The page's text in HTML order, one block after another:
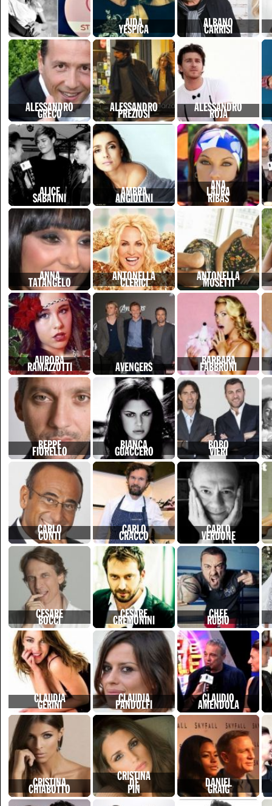
AIDA
YESPICA ALBANO
CARRISI
ALESSANDRO
GRECO ALESSANDRO
PREZIOSI ALESSANDRO
ROJA
ALICE
SABATINI AMBRA
ANGIOLINI
ANA
LAURA
RIBAS
ANNA
TATANGELO ANTONELLA
CLERICI ANTONELLA
MOSETTI
AURORA
RAMAZZOTTI AVENGERS BARBARA
FABBRONI
BEPPE
FIORELLO BIANCA
GUACCERO BOBO
VIERI
CARLO
CONTI CARLO
CRACCO CARLO
VERDONE
CESARE
BOCCI CESARE
CREMONINI CHEF
RUBIO
CLAUDIA
GERINI CLAUDIA
PANDOLFI CLAUDIO
AMENDOLA
CRISTINA
CHIABOTTO
CRISTINA
DE
PIN DANIEL
GRAIG